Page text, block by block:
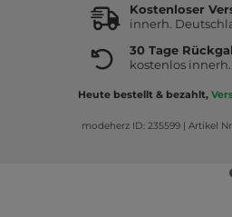
Kostenloser
innerh.
30 Tage
kostenlos
Heute bestellt & bezahlt,
modeherz ID: 235599 Artikel